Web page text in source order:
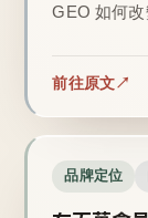
GEO 如何改
前往原文
品牌定位